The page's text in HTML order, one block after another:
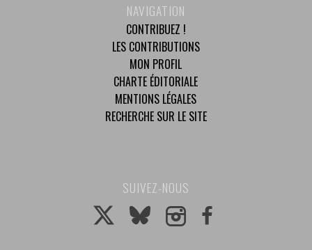
NAVIGATION
CONTRIBUEZ !
LES CONTRIBUTIONS
MON PROFIL
CHARTE ÉDITORIALE
MENTIONS LÉGALES
RECHERCHE SUR LE SITE
SUIVEZ-NOUS